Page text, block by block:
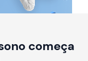
começa